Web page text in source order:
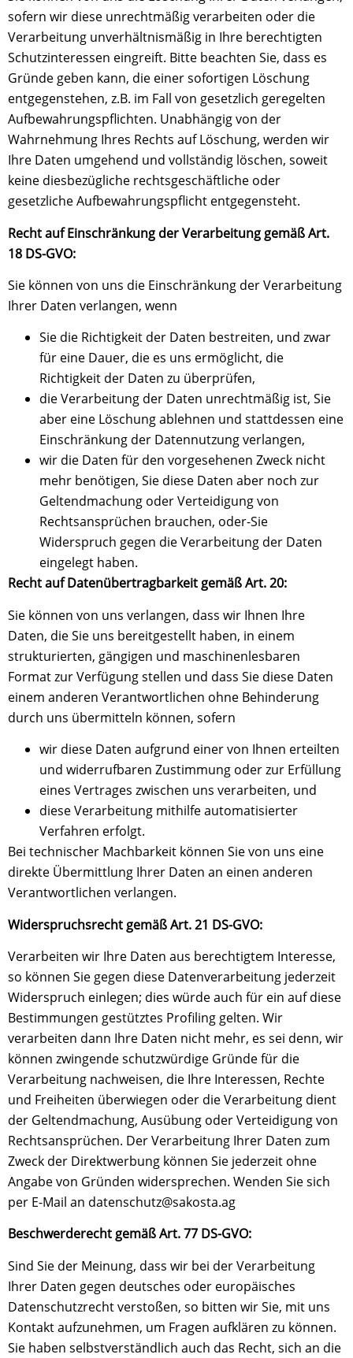
sofern wir diese unrechtmäßig verarbeiten oder die
Verarbeitung unverhältnismäßig in Ihre berechtigten
Schutzinteressen eingreift. Bitte beachten Sie, dass es
Gründe geben kann, die einer sofortigen Löschung
entgegenstehen, z.B. im Fall von gesetzlich geregelten
Aufbewahrungspflichten. Unabhängig von der
Wahrnehmung Ihres Rechts auf Löschung, werden wir
Ihre Daten umgehend und vollständig löschen, soweit
keine diesbezügliche rechtsgeschäftliche oder
gesetzliche Aufbewahrungspflicht entgegensteht.
Recht auf Einschränkung der Verarbeitung gemäß Art.
18 DS-GVO:
Sie können von uns die Einschränkung der Verarbeitung
Ihrer Daten verlangen, wenn
Sie die Richtigkeit der Daten bestreiten, und zwar
für eine Dauer, die es uns ermöglicht, die
Richtigkeit der Daten zu überprüfen,
die Verarbeitung der Daten unrechtmäßig ist, Sie
aber eine Löschung ablehnen und stattdessen eine
Einschränkung der Datennutzung verlangen,
wir die Daten für den vorgesehenen Zweck nicht
mehr benötigen, Sie diese Daten aber noch zur
Geltendmachung oder Verteidigung von
Rechtsansprüchen brauchen, oder-Sie
Widerspruch gegen die Verarbeitung der Daten
eingelegt haben.
Recht auf Datenübertragbarkeit gemäß Art. 20:
Sie können von uns verlangen, dass wir Ihnen Ihre
Daten, die Sie uns bereitgestellt haben, in einem
strukturierten, gängigen und maschinenlesbaren
Format zur Verfügung stellen und dass Sie diese Daten
einem anderen Verantwortlichen ohne Behinderung
durch uns übermitteln können, sofern
wir diese Daten aufgrund einer von Ihnen erteilten
und widerrufbaren Zustimmung oder zur Erfüllung
eines Vertrages zwischen uns verarbeiten, und
diese Verarbeitung mithilfe automatisierter
Verfahren erfolgt.
Bei technischer Machbarkeit können Sie von uns eine
direkte Übermittlung Ihrer Daten an einen anderen
Verantwortlichen verlangen.
Widerspruchsrecht gemäß Art. 21 DS-GVO:
Verarbeiten wir Ihre Daten aus berechtigtem Interesse,
so können Sie gegen diese Datenverarbeitung jederzeit
Widerspruch einlegen; dies würde auch für ein auf diese
Bestimmungen gestütztes Profiling gelten. Wir
verarbeiten dann Ihre Daten nicht mehr, es sei denn, wir
können zwingende schutzwürdige Gründe für die
Verarbeitung nachweisen, die Ihre Interessen, Rechte
und Freiheiten überwiegen oder die Verarbeitung dient
der Geltendmachung, Ausübung oder Verteidigung von
Rechtsansprüchen. Der Verarbeitung Ihrer Daten zum
Zweck der Direktwerbung können Sie jederzeit ohne
Angabe von Gründen widersprechen. Wenden Sie sich
per E-Mail an datenschutz@sakosta.ag
Beschwerderecht gemäß Art. 77 DS-GVO:
Sind Sie der Meinung, dass wir bei der Verarbeitung
Ihrer Daten gegen deutsches oder europäisches
Datenschutzrecht verstoßen, so bitten wir Sie, mit uns
Kontakt aufzunehmen, um Fragen aufklären zu können.
Sie haben selbstverständlich auch das Recht, sich an die